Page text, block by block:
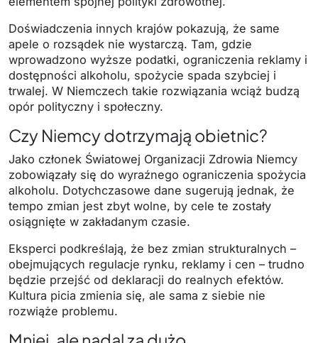
Doświadczenia innych krajów pokazują, że same
apele o rozsądek nie wystarczą. Tam, gdzie
wprowadzono wyższe podatki, ograniczenia reklamy i
dostępności alkoholu, spożycie spada szybciej i
trwalej. W Niemczech takie rozwiązania wciąż budzą
opór polityczny i społeczny.
Czy Niemcy dotrzymają obietnic?
Jako członek Światowej Organizacji Zdrowia Niemcy
zobowiązały się do wyraźnego ograniczenia spożycia
alkoholu. Dotychczasowe dane sugerują jednak, że
tempo zmian jest zbyt wolne, by cele te zostały
osiągnięte w zakładanym czasie.
Eksperci podkreślają, że bez zmian strukturalnych –
obejmujących regulacje rynku, reklamy i cen – trudno
będzie przejść od deklaracji do realnych efektów.
Kultura picia zmienia się, ale sama z siebie nie
rozwiąże problemu.